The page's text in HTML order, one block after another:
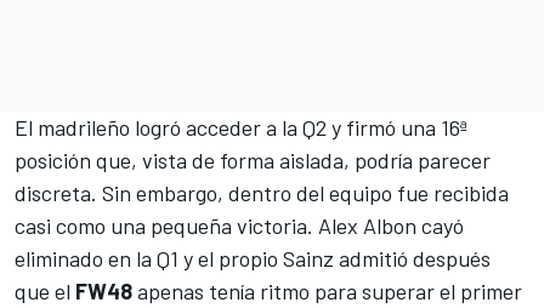
El madrileño logró acceder a la Q2 y firmó una 16ª
posición que, vista de forma aislada, podría parecer
discreta. Sin embargo, dentro del equipo fue recibida
casi como una pequeña victoria. Alex Albon cayó
eliminado en la Q1 y el propio Sainz admitió después
que el FW48apenas tenía ritmo para superar el primer